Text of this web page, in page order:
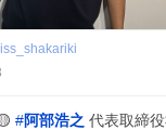
#阿部浩之 代表取締